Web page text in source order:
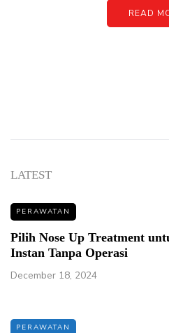
READ
LATEST
PERAWATAN
Pilih Nose Up Treatment
Instan Tanpa Operasi
December 18, 2024
PERAWATAN